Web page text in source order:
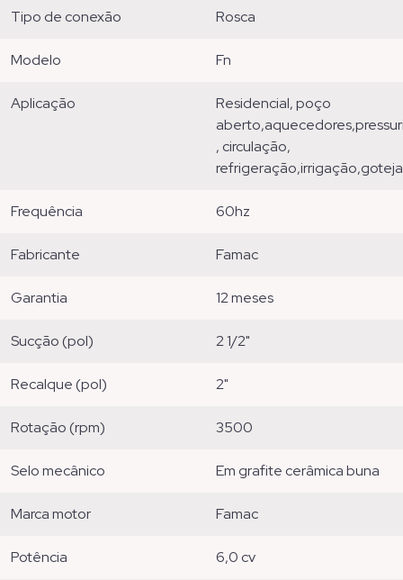
tipo de conexão rosca
modelo fn
aplicação
residencial, poço
, circulação,
frequência 60hz
fabricante famac
garantia 12 meses
sucção (pol) 2 1/2"
recalque (pol) 2"
rotação (rpm) 3500
selo mecânico em grafite cerâmica buna
marca motor famac
potência 6,0 cv